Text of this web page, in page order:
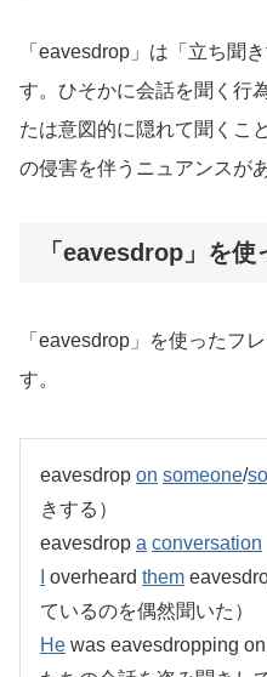
「eavesdrop」は「立ち聞
す。ひそかに会話を聞く行
たは意図的に隠れて聞くこ
の侵害を伴うニュアンスが
「eavesdrop」を使
「eavesdrop」を使ったフ
す。
eavesdrop on someone/
きする）
eavesdrop a conversation
overheard them
ているのを偶然聞いた）
He was eavesdropping on